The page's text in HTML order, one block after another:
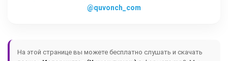
@quvonch_com
На этой странице вы можете бесплатно слушать и скачать